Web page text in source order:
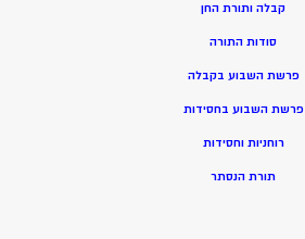
קבלה ותורת החן
סודות התורה
פרשת השבוע בקבלה
פרשת השבוע בחסידות
רוחניות וחסידות
תורת הנסתר